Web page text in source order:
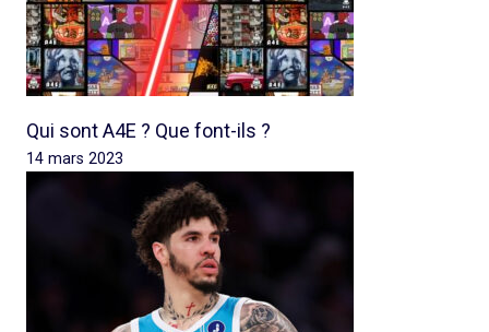
Qui sont A4E ? Que font-ils ?
14 mars 2023